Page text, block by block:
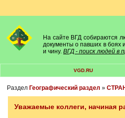
На сайте ВГД собираются
документы о павших в боях
и чину. ВГД - поиск людей в
VGD.RU
Раздел Географический раздел »
Уважаемые коллеги, начиная